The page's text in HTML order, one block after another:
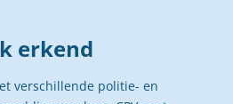
erkend
verschillende politie- en